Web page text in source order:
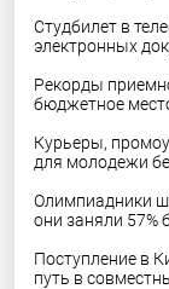
Студбилет в
электронных
Рекорды
бюджетное
Курьеры,
для молодежи
Олимпиадники
они заняли
Поступление в
путь в